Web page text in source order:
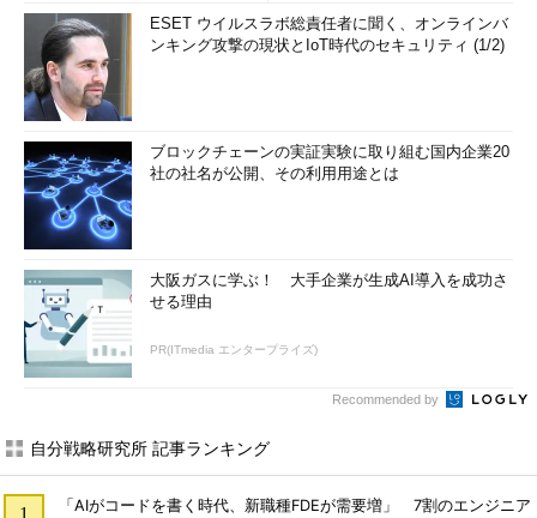
ESET ウイルスラボ総責任者に聞く、オンラインバ
ンキング攻撃の現状とIoT時代のセキュリティ (1/2)
ブロックチェーンの実証実験に取り組む国内企業20
社の社名が公開、その利用用途とは
大阪ガスに学ぶ！ 大手企業が生成AI導入を成功さ
せる理由
PR(ITmedia エンタープライズ)
Recommended by
自分戦略研究所 記事ランキング
「AIがコードを書く時代、新職種FDEが需要増」 7割のエンジニア